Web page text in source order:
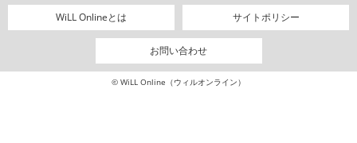
WiLL Onlineとは サイトポリシー
お問い合わせ
© WiLL Online（ウィルオンライン）